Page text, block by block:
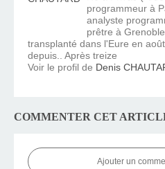
programmeur à
analyste
prêtre à
transplanté dans l'Eure en
depuis.. Après treize
Voir le profil de Denis
COMMENTER CET
Ajouter un